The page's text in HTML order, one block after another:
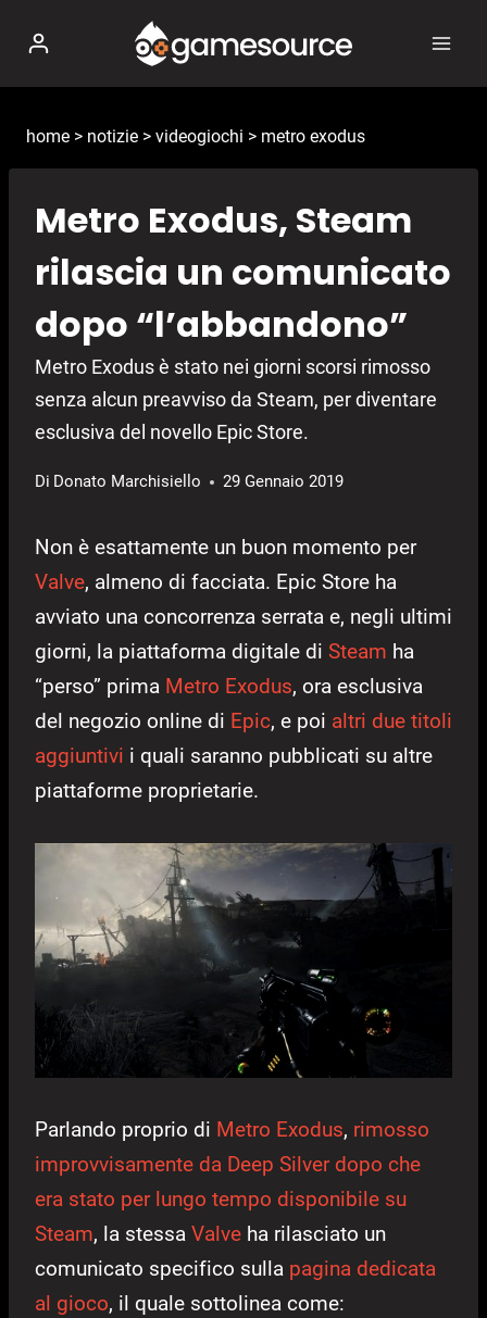
contenuto
home > notizie > videogiochi > metro exodus
Metro Exodus, Steam
rilascia un comunicato
dopo “l’abbandono”
Metro Exodus è stato nei giorni scorsi rimosso
senza alcun preavviso da Steam, per diventare
esclusiva del novello Epic Store.
Di Donato Marchisiello 29 Gennaio 2019
Non è esattamente un buon momento per
Valve, almeno di facciata. Epic Store ha
avviato una concorrenza serrata e, negli ultimi
giorni, la piattaforma digitale di Steam ha
“perso” prima Metro Exodus, ora esclusiva
del negozio online di Epic, e poi altri due titoli
aggiuntivi i quali saranno pubblicati su altre
piattaforme proprietarie.
Parlando proprio di Metro Exodus, rimosso
improvvisamente da Deep Silverdopo che
era stato per lungo tempo disponibile su
Steam, la stessa Valve ha rilasciato un
comunicato specifico sulla pagina dedicata
al gioco, il quale sottolinea come: